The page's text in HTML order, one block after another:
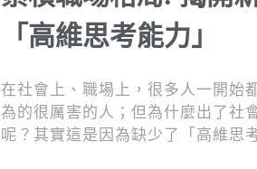
「高維思考能力」
在社會上、職場上，很多人一開始
為的很厲害的人；但為什麼出了社
呢？其實這是因為缺少了「高維思